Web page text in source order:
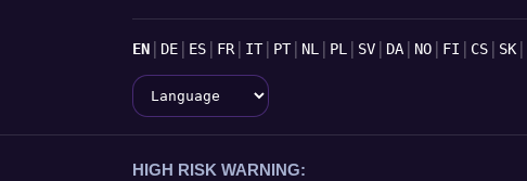
언어
EN | DE | ES | FR| IT| PT| NL | PL | SV | DA | NO | FI | CS | SK |
Language